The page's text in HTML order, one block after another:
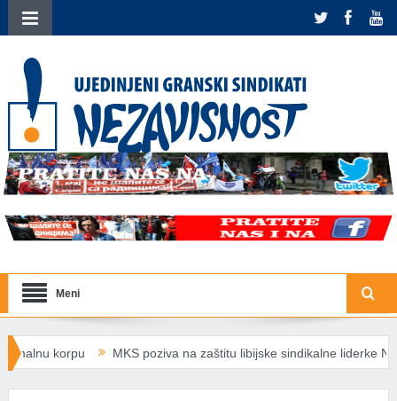
Meni
MKS poziva na zaštitu libijske sindikalne liderke Nermin Al-
plata